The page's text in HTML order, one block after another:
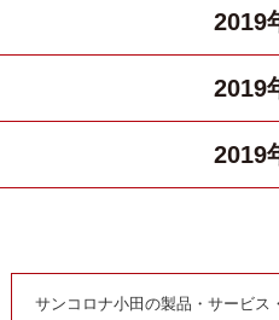
2019
2019
2019
サンコロナ小田の製品・サービス